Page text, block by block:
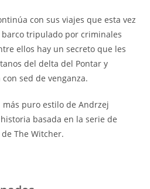
con sus viajes que esta vez
tripulado por criminales
ellos hay un secreto que les
del delta del Pontar y
sed de venganza.
puro estilo de Andrzej
basada en la serie de
The Witcher.